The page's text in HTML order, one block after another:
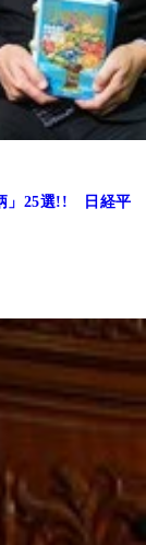
」25選!! 日経平